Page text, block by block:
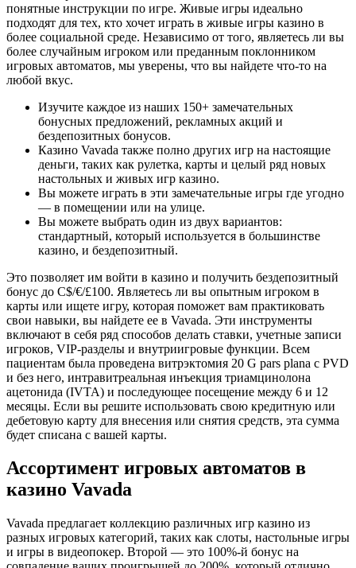
понятные инструкции по игре. Живые игры идеально
подходят для тех, кто хочет играть в живые игры казино в
более социальной среде. Независимо от того, являетесь ли вы
более случайным игроком или преданным поклонником
игровых автоматов, мы уверены, что вы найдете что-то на
любой вкус.
Изучите каждое из наших 150+ замечательных
бонусных предложений, рекламных акций и
бездепозитных бонусов.
Казино Vavada также полно других игр на настоящие
деньги, таких как рулетка, карты и целый ряд новых
настольных и живых игр казино.
Вы можете играть в эти замечательные игры где угодно
— в помещении или на улице.
Вы можете выбрать один из двух вариантов:
стандартный, который используется в большинстве
казино, и бездепозитный.
Это позволяет им войти в казино и получить бездепозитный
бонус до C$/€/£100. Являетесь ли вы опытным игроком в
карты или ищете игру, которая поможет вам практиковать
свои навыки, вы найдете ее в Vavada. Эти инструменты
включают в себя ряд способов делать ставки, учетные записи
игроков, VIP-разделы и внутриигровые функции. Всем
пациентам была проведена витрэктомия 20 G pars plana с PVD
и без него, интравитреальная инъекция триамцинолона
ацетонида (IVTA) и последующее посещение между 6 и 12
месяцы. Если вы решите использовать свою кредитную или
дебетовую карту для внесения или снятия средств, эта сумма
будет списана с вашей карты.
Ассортимент игровых автоматов в
казино Vavada
Vavada предлагает коллекцию различных игр казино из
разных игровых категорий, таких как слоты, настольные игры
и игры в видеопокер. Второй — это 100%-й бонус на